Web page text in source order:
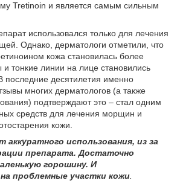
Tretinoin и является самым сильным
использовался только для лечения
Однако, дерматологи отметили, что
кожа становилась более
тонкие линии на лице становились
десятилетия именно
многих дерматологов (а также
подтверждают это – стал одним
средств для лечения морщин и
кожи.
аккуратного использования, из за
препарата. Достаточно
горошину. И
проблемные участки кожи.